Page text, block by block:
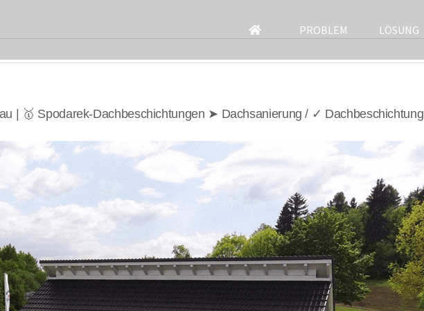
for:
PROBLEM LÖSUNG
| 🥇 Spodarek-Dachbeschichtungen ➤ Dachsanierung / ✓ Dachbeschichtung